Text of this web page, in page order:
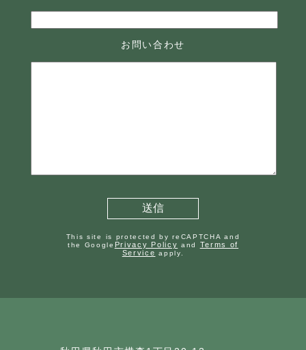
お問い合わせ
This site is protected by reCAPTCHA and
the Google Privacy Policy and Terms of
Service apply.